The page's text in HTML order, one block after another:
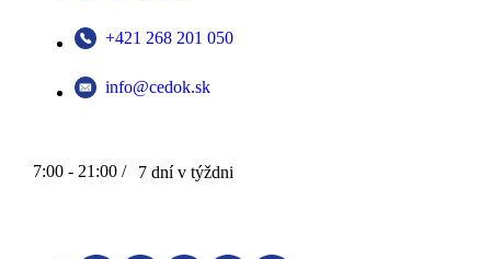
+421 268 201 050
info@cedok.sk
7:00 - 21:00 / 7 dní v týždni